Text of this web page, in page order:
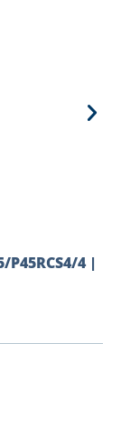
P45RCS4/4 |